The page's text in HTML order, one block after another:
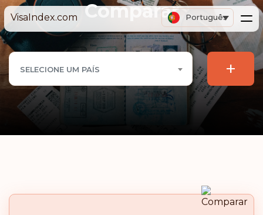
VisaIndex.com Português
Comparar
SELECIONE UM PAÍS +